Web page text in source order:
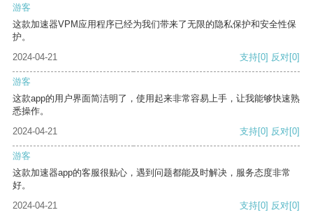
游客
这款加速器VPM应用程序已经为我们带来了无限的隐私保护和安全性保
护。
2024-04-21
支持[0] 反对[0]
游客
这款app的用户界面简洁明了，使用起来非常容易上手，让我能够快速熟
悉操作。
2024-04-21
支持[0] 反对[0]
游客
这款加速器app的客服很贴心，遇到问题都能及时解决，服务态度非常
好。
2024-04-21
支持[0] 反对[0]